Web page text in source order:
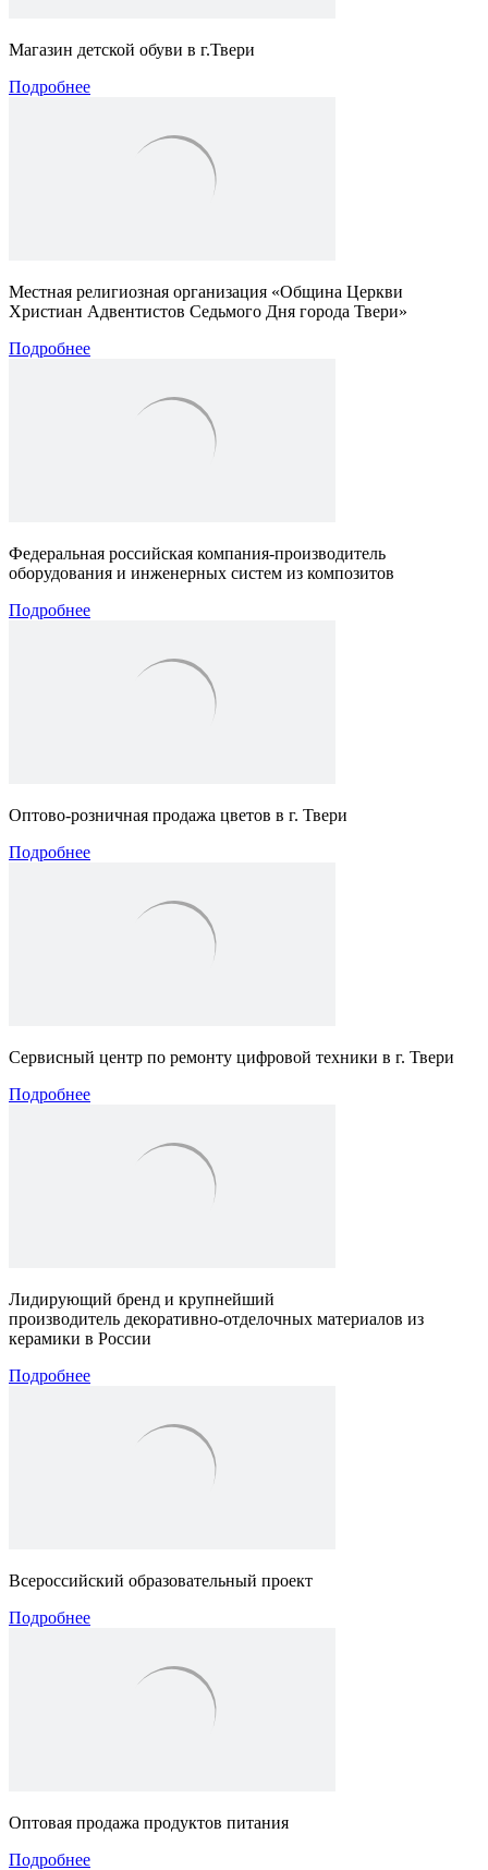
Магазин детской обуви в г.Твери
Подробнее
Местная религиозная организация «Община Церкви
Христиан Адвентистов Седьмого Дня города Твери»
Подробнее
Федеральная российская компания-производитель
оборудования и инженерных систем из композитов
Подробнее
Оптово-розничная продажа цветов в г. Твери
Подробнее
Сервисный центр по ремонту цифровой техники в г. Твери
Подробнее
Лидирующий бренд и крупнейший
производитель декоративно-отделочных материалов из
керамики в России
Подробнее
Всероссийский образовательный проект
Подробнее
Оптовая продажа продуктов питания
Подробнее